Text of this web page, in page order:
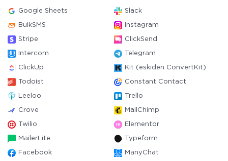
Google Sheets Slack
BulkSMS Instagram
Stripe ClickSend
Intercom Telegram
ClickUp Kit (eskiden ConvertKit)
Todoist Constant Contact
Leeloo Trello
Crove MailChimp
Twilio Elementor
MailerLite Typeform
Facebook ManyChat